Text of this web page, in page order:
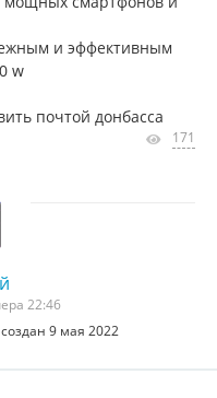
и эффективным
w
почтой донбасса
171
22:46
9 мая 2022